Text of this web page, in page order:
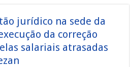
jurídico na sede da
da correção
salariais atrasadas